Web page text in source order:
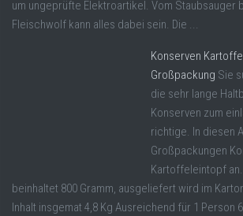
um ungeprüfte Elektroartikel. Vom Staubsauger
Fleischwolf kann alles dabei sein. Die ...
Konserven
Großpackung Sie
die sehr lange
Konserven zum
richtige. In diesen
Großpackungen
Kartoffeleintopf
beinhaltet 800 Gramm, ausgeliefert wird im
Inhalt insgemat 4,8 Kg Ausreichend für 1 Person